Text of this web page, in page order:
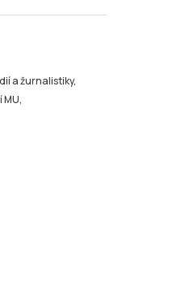
a žurnalistiky,